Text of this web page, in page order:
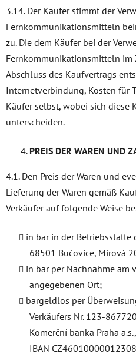
3.14. Der Käufer stimmt der
Fernkommunikationsmitteln
zu. Die dem Käufer bei der
Fernkommunikationsmitteln im
Abschluss des Kaufvertrags
Internetverbindung, Kosten für
Käufer selbst, wobei sich diese
unterscheiden.
PREIS DER WAREN UND
4.1. Den Preis der Waren und
Lieferung der Waren gemäß
Verkäufer auf folgende Weise
in bar in der Betriebsstätte
68501 Bučovice, Mírová
in bar per Nachnahme am
angegebenen Ort;
bargeldlos per
Verkäufers Nr. 123-
Komerční banka Praha
IBAN